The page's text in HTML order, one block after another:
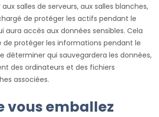
salles de serveurs, aux salles blanches,
de protéger les actifs pendant le
accès aux données sensibles. Cela
de protéger les informations pendant le
qui sauvegardera les données,
des ordinateurs et des fichiers
associées.
vous emballez